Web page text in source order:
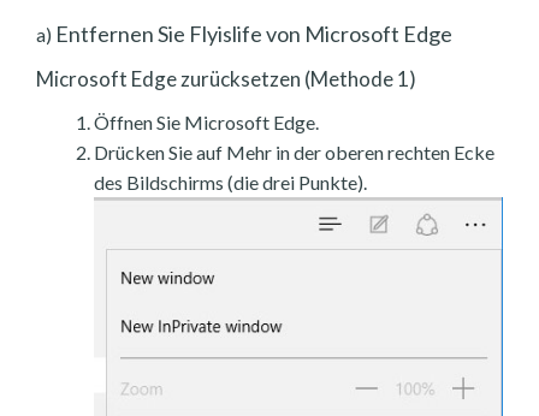
a) Entfernen Sie Flyislife von Microsoft Edge
Microsoft Edge zurücksetzen (Methode 1)
Öffnen Sie Microsoft Edge.
Drücken Sie auf Mehr in der oberen rechten Ecke
des Bildschirms (die drei Punkte).